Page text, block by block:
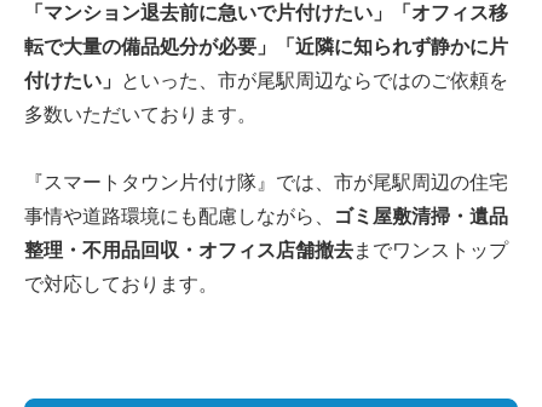
「マンション退去前に急いで片付けたい」「オフィス移
転で大量の備品処分が必要」「近隣に知られず静かに片
付けたい」
といった、市が尾駅周辺ならではのご依頼を
多数いただいております。
『スマートタウン片付け隊』では、市が尾駅周辺の住宅
事情や道路環境にも配慮しながら、
ゴミ屋敷清掃・遺品
整理・不用品回収・オフィス店舗撤去までワンストップ
で対応しております。